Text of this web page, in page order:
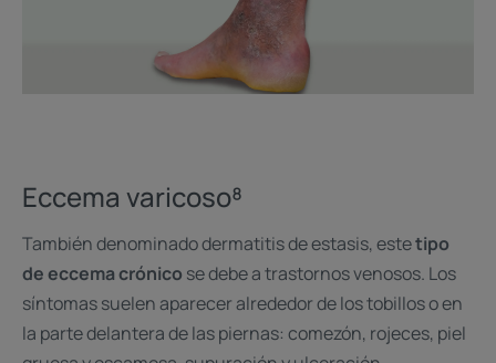
Eccema varicoso⁸
También denominado dermatitis de estasis, estetipo
de eccema crónico se debe a trastornos venosos. Los
síntomas suelen aparecer alrededor de los tobillos o en
la parte delantera de las piernas: comezón, rojeces, piel